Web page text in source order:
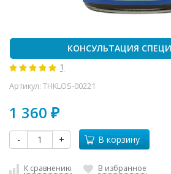
КОНСУЛЬТАЦИЯ
1
Артикул: THKLOS-00221
1 360 ₽
- + В корзину
К сравнению В избранное